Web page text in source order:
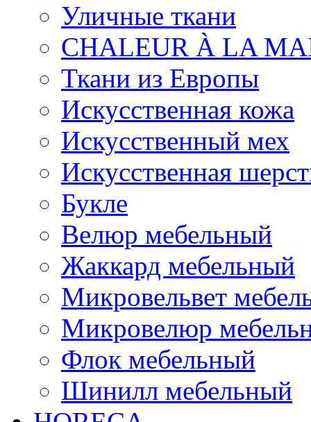
Уличные ткани
CHALEUR À LA
Ткани из Европы
Искусственная кожа
Искусственный мех
Искусственная
Букле
Велюр мебельный
Жаккард мебельный
Микровельвет
Микровелюр
Флок мебельный
Шинилл мебельный